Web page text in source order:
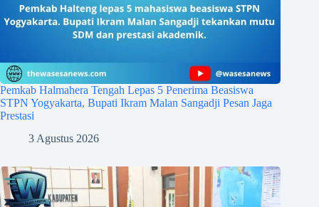
Pemkab Halmahera Tengah Lepas 5 Penerima Beasiswa
STPN Yogyakarta, Bupati Ikram Malan Sangadji Pesan Jaga
Prestasi
3 Agustus 2026